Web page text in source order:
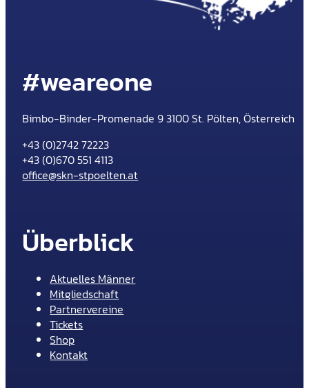
#weareone
Bimbo-Binder-Promenade 9 3100 St. Pölten, Österreich
+43 (0)2742 72223
+43 (0)670 551 4113
office@skn-stpoelten.at
Überblick
Aktuelles Männer
Mitgliedschaft
Partnervereine
Tickets
Shop
Kontakt